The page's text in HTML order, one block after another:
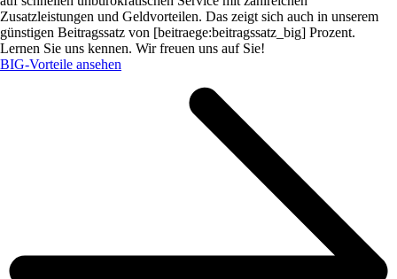
Zusatzleistungen und Geldvorteilen. Das zeigt sich auch in unserem
günstigen Beitragssatz von [beitraege:beitragssatz_big] Prozent.
Lernen Sie uns kennen. Wir freuen uns auf Sie!
BIG-Vorteile ansehen